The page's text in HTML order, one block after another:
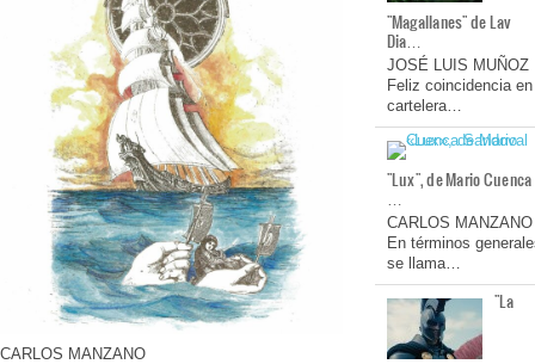
CARLOS MANZANO
"Magallanes" de Lav
Dia…
JOSÉ LUIS MUÑOZ
Feliz coincidencia en
cartelera…
"Lux", de Mario Cuenca
…
CARLOS MANZANO
En términos
se llama…
"La